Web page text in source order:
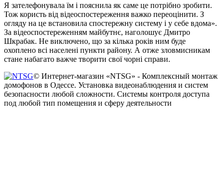
Я зателефонувала їм і пояснила як саме це потрібно зробити.
Тож користь від відеоспостереження важко переоцінити. З
огляду на це встановила спостережну систему і у себе вдома».
За відеоспостереженням майбутнє, наголошує Дмитро
Шкрабак. Не виключено, що за кілька років ним буде
охоплено всі населені пункти району. А отже зловмисникам
стане набагато важче творити свої чорні справи.
© Интернет-магазин «NTSG» - Комплексный монтаж
домофонов в Одессе. Установка видеонаблюдения и систем
безопасности любой сложности. Системы контроля доступа
под любой тип помещения и сферу деятельности